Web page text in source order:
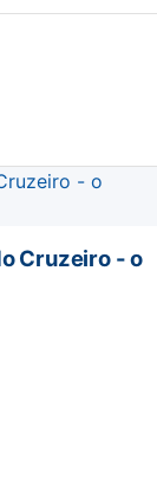
Cruzeiro - o